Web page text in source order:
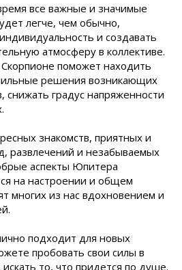
все важные и значимые
легче, чем обычно,
и создавать
атмосферу в коллективе.
поможет находить
решения возникающих
снижать градус напряженности
знакомств, приятных и
развлечений и незабываемых
аспекты Юпитера
на настроении и общем
многих из нас вдохновением и
подходит для новых
пробовать свои силы в
то, что придется по душе.